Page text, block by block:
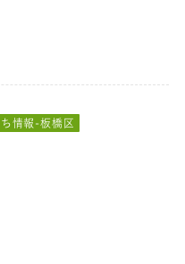
情報-板橋区